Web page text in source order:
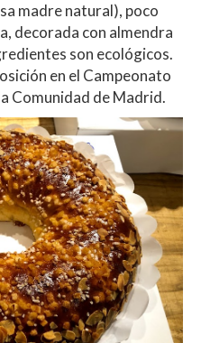
madre natural), poco
decorada con almendra
son ecológicos.
en el Campeonato
Comunidad de Madrid.